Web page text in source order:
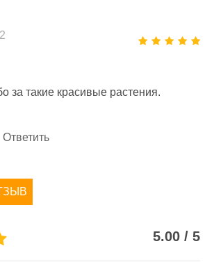
за такие красивые растения.
Ответить
5.00 / 5